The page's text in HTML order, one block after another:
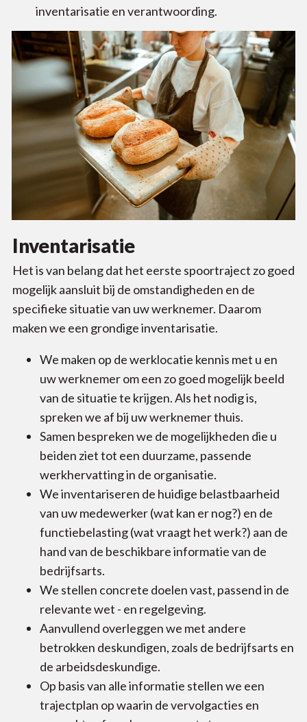
inventarisatie en verantwoording.
Inventarisatie
Het is van belang dat het eerste spoortraject zo goed
mogelijk aansluit bij de omstandigheden en de
specifieke situatie van uw werknemer. Daarom
maken we een grondige inventarisatie.
We maken op de werklocatie kennis met u en
uw werknemer om een zo goed mogelijk beeld
van de situatie te krijgen. Als het nodig is,
spreken we af bij uw werknemer thuis.
Samen bespreken we de mogelijkheden die u
beiden ziet tot een duurzame, passende
werkhervatting in de organisatie.
We inventariseren de huidige belastbaarheid
van uw medewerker (wat kan er nog?) en de
functiebelasting (wat vraagt het werk?) aan de
hand van de beschikbare informatie van de
bedrijfsarts.
We stellen concrete doelen vast, passend in de
relevante wet - en regelgeving.
Aanvullend overleggen we met andere
betrokken deskundigen, zoals de bedrijfsarts en
de arbeidsdeskundige.
Op basis van alle informatie stellen we een
trajectplan op waarin de vervolgacties en